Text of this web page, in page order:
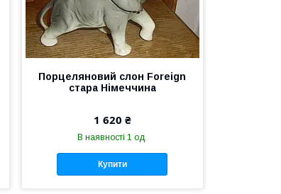
Порцеляновий слон Foreign
стара Німеччина
1 620 ₴
В наявності 1 од.
Купити